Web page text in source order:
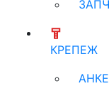
КРЕПЕЖ